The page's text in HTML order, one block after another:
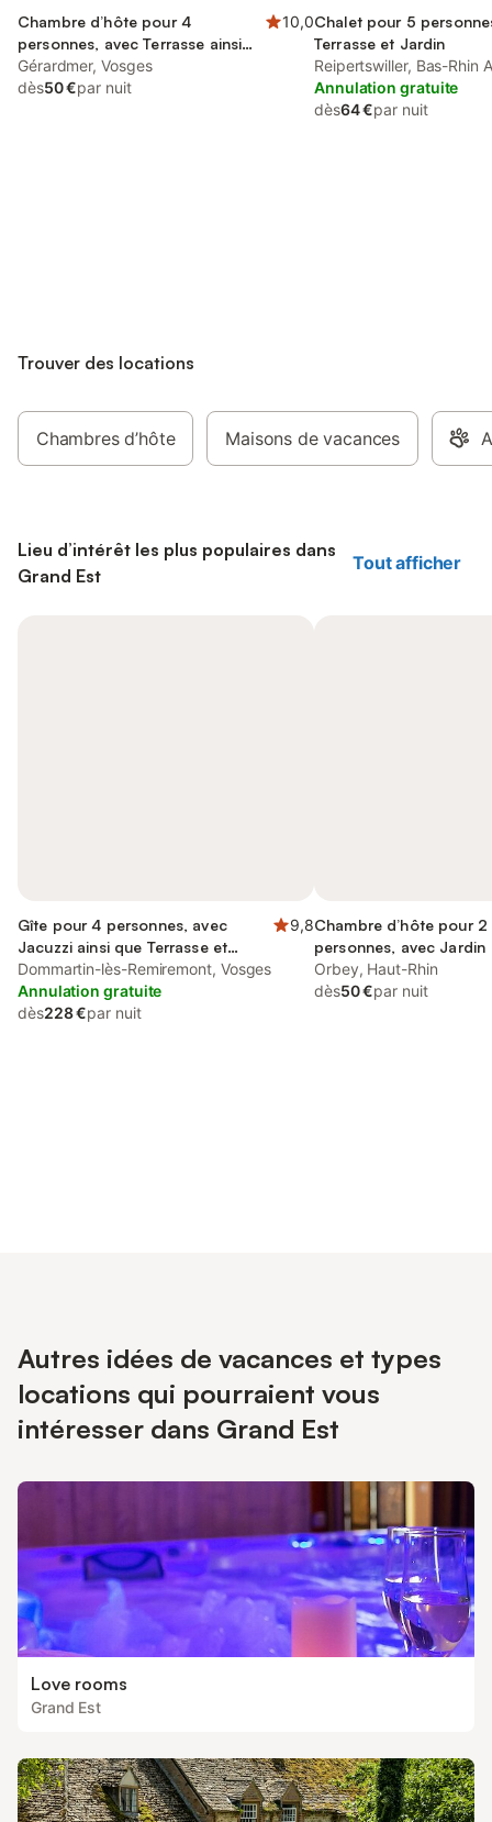
Chambre d’hôte pour 4
personnes, avec Terrasse ainsi
que Piscine et Vue sur le lac
10,0
Gérardmer, Vosges
dès50 €par nuit
Chalet pour 5
Terrasse et Jardin
Reipertswiller, Bas-Rhin
Annulation gratuite
dès64 €par nuit
Trouver des locations
Chambres d’hôte Maisons de vacances
Lieu d’intérêt les plus populaires dans
Grand Est
Tout afficher
Gîte pour 4 personnes, avec
Jacuzzi ainsi que Terrasse et
Jardin
9,8
Dommartin-lès-Remiremont, Vosges
Annulation gratuite
dès228 €par nuit
Chambre d’hôte pour 2
personnes, avec Jardin
Orbey, Haut-Rhin
dès50 €par nuit
Autres idées de vacances et types
locations qui pourraient vous
intéresser dans Grand Est
Love rooms
Grand Est